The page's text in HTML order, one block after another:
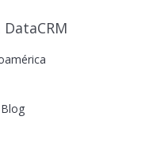
Blog